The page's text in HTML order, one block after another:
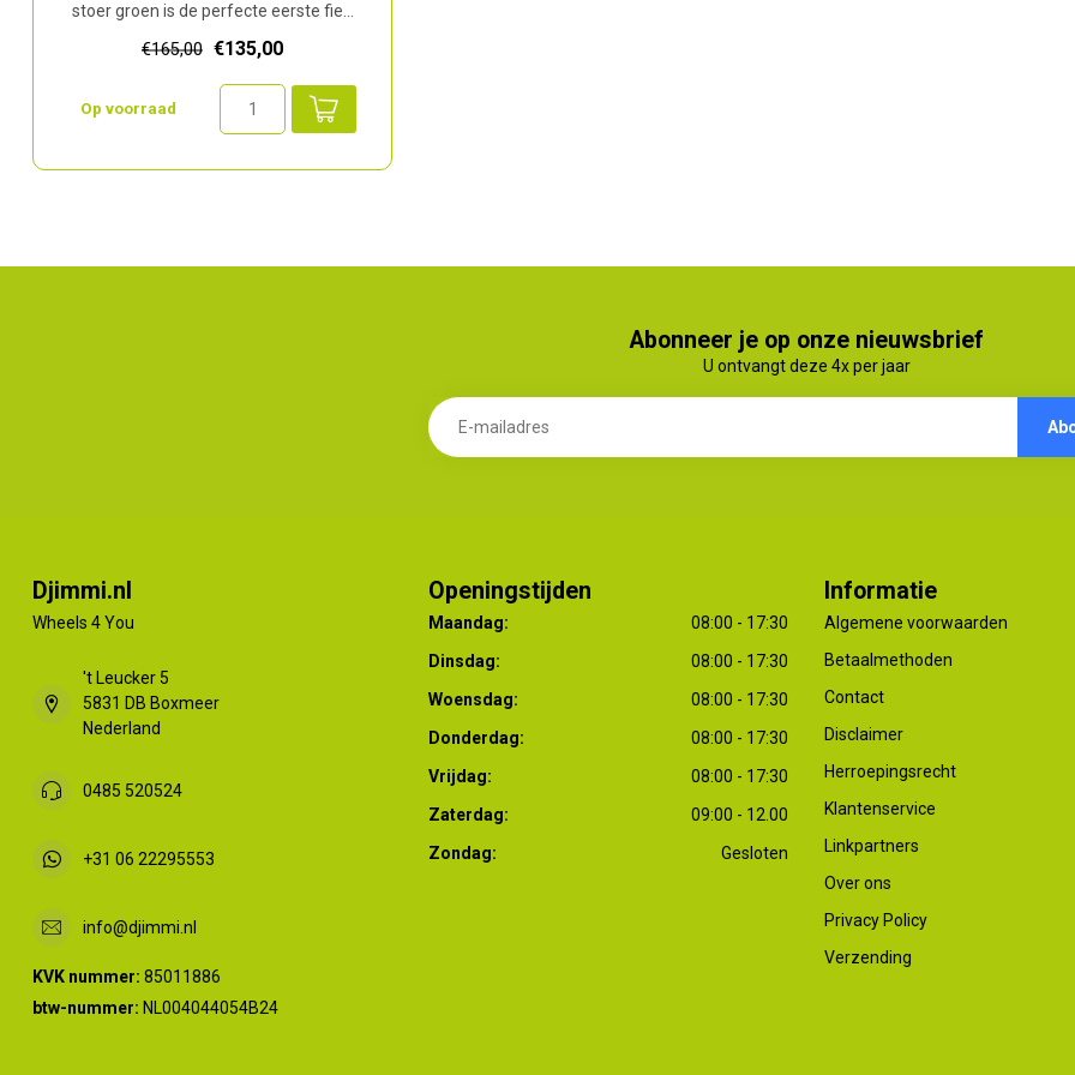
stoer groen is de perfecte eerste fie...
€165,00 €135,00
Op voorraad
Abonneer je op onze nieuwsbrief
U ontvangt deze 4x per jaar
Djimmi.nl
Wheels 4 You
't Leucker 5
5831 DB Boxmeer
Nederland
0485 520524
+31 06 22295553
info@djimmi.nl
KVK nummer: 85011886
btw-nummer: NL004044054B24
Openingstijden
Maandag:
08:00 - 17:30
Dinsdag:
08:00 - 17:30
Woensdag:
08:00 - 17:30
Donderdag:
08:00 - 17:30
Vrijdag:
08:00 - 17:30
Zaterdag:
09:00 - 12.00
Zondag:
Gesloten
Informatie
Algemene voorwaarden
Betaalmethoden
Contact
Disclaimer
Herroepingsrecht
Klantenservice
Linkpartners
Over ons
Privacy Policy
Verzending